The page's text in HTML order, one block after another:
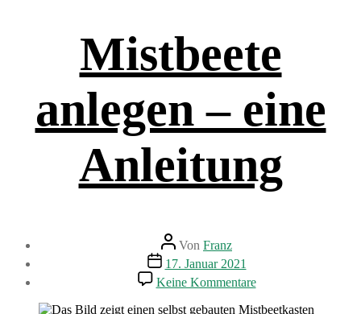
Mistbeete
anlegen – eine
Anleitung
Beitragsautor
Von Franz
Beitragsdatum
17. Januar 2021
Keine Kommentarezu
Mistbeete
anlegen